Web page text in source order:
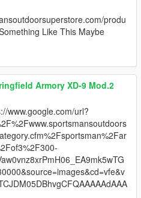
produ
Like This Maybe
Armory XD-9 Mod.2
www.google.com/url?